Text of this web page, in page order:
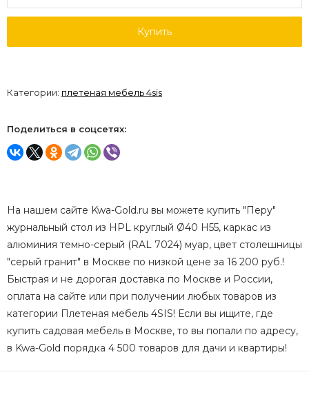
Купить
Категории: плетеная мебель 4sis
Поделиться в соцсетях:
На нашем сайте Kwa-Gold.ru вы можете купить "Перу"
журнальный стол из HPL круглый Ø40 H55, каркас из
алюминия темно-серый (RAL 7024) муар, цвет столешницы
"серый гранит" в Москве по низкой цене за 16 200 руб.!
Быстрая и не дорогая доставка по Москве и России,
оплата на сайте или при получении любых товаров из
категории Плетеная мебель 4SIS! Если вы ищите, где
купить садовая мебель в Москве, то вы попали по адресу,
в Kwa-Gold порядка 4 500 товаров для дачи и квартиры!